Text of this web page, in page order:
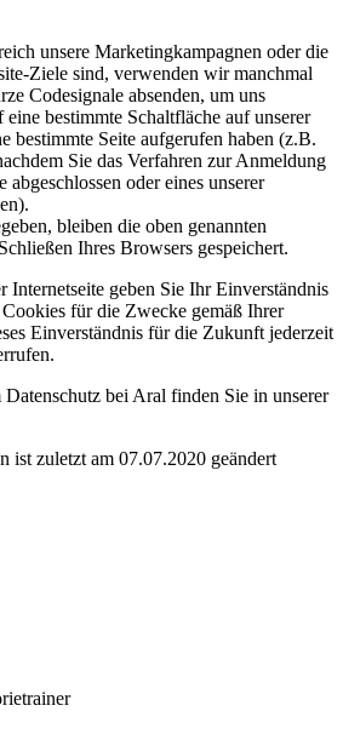
unsere Marketingkampagnen oder die
Ziele sind, verwenden wir manchmal
Codesignale absenden, um uns
bestimmte Schaltfläche auf unserer
bestimmte Seite aufgerufen haben (z.B.
Sie das Verfahren zur Anmeldung
abgeschlossen oder eines unserer
bleiben die oben genannten
Ihres Browsers gespeichert.
Internetseite geben Sie Ihr Einverständnis
für die Zwecke gemäß Ihrer
Einverständnis für die Zukunft jederzeit
bei Aral finden Sie in unserer
ist zuletzt am 07.07.2020 geändert